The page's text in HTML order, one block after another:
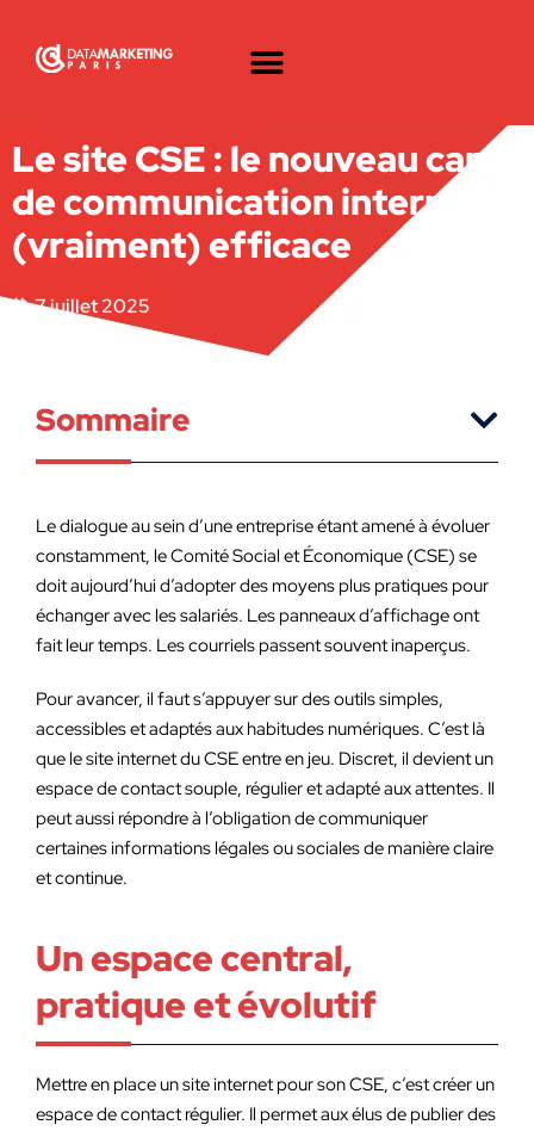
Le site CSE : le nouveau canal
de communication interne
(vraiment) efficace
7 juillet 2025
Sommaire
Le dialogue au sein d’une entreprise étant amené à évoluer
constamment, le Comité Social et Économique (CSE) se
doit aujourd’hui d’adopter des moyens plus pratiques pour
échanger avec les salariés. Les panneaux d’affichage ont
fait leur temps. Les courriels passent souvent inaperçus.
Pour avancer, il faut s’appuyer sur des outils simples,
accessibles et adaptés aux habitudes numériques. C’est là
que le site internet du CSE entre en jeu. Discret, il devient un
espace de contact souple, régulier et adapté aux attentes. Il
peut aussi répondre à l’obligation de communiquer
certaines informations légales ou sociales de manière claire
et continue.
Un espace central,
pratique et évolutif
Mettre en place un site internet pour son CSE, c’est créer un
espace de contact régulier. Il permet aux élus de publier des